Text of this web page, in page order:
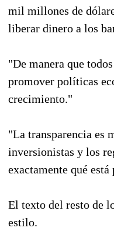
mil millones de
liberar dinero a los
"De manera que
promover políticas
crecimiento."
"La transparencia es
inversionistas y los
exactamente qué está
El texto del resto de
estilo.